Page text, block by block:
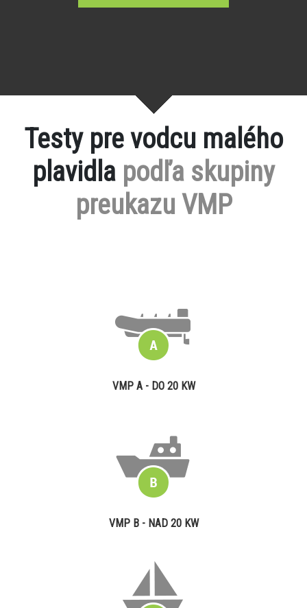
Testy pre vodcu malého
plavidla podľa skupiny
preukazu VMP
VMP A - DO 20 KW
VMP B - NAD 20 KW